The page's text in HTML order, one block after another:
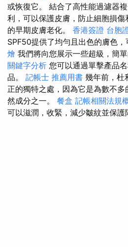
或恢復它。 結合了高性能過濾器
利，可以保護皮膚，防止細胞損
的早期皮膚老化。 香港簽證 台胞
SPF50提供了均勻且出色的膚色，
燴 我們將向您展示一些超級，簡
關鍵字分析 您可以通過單擊產品
品。 記帳士 推薦用書 幾年前，杜
正的獨特之處，因為它是為數不
然成分之一。 餐盒 記帳相關法規
可以滋潤，收緊，減少皺紋並保護